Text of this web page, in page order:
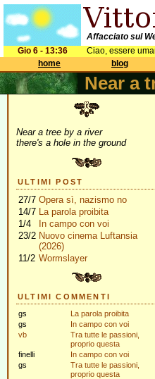
Affacciato sul
Gio 6 - 13:36
Ciao, essere
home
blog
Near a
Near a tree by a river
there's a hole in the ground
ULTIMI POST
27/7 Opera sì, nazismo no
14/7 La parola proibita
1/4
In campo con voi
23/2 Nuovo cinema Luftansia
(2026)
11/2 Wormslayer
ULTIMI COMMENTI
gs
La parola proibita
gs
In campo con voi
vb
Tra tutte le passioni,
proprio questa
finelli
In campo con voi
gs
Tra tutte le passioni,
proprio questa